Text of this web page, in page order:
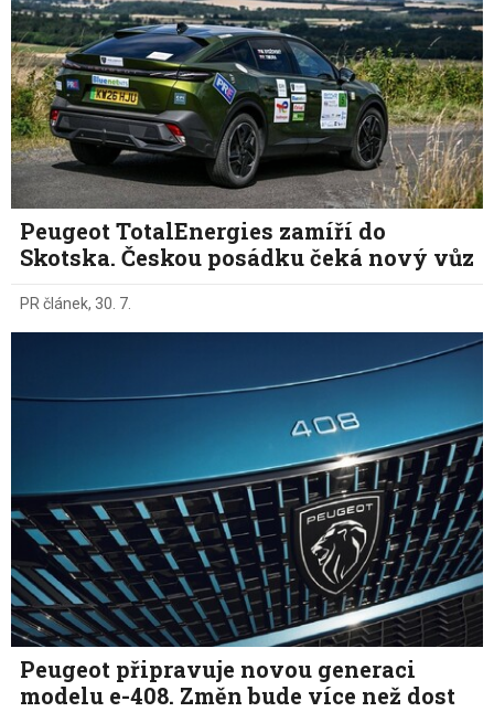
Peugeot TotalEnergies zamíří do
Skotska. Českou posádku čeká nový vůz
PR článek, 30. 7.
Peugeot připravuje novou generaci
modelu e-408. Změn bude více než dost